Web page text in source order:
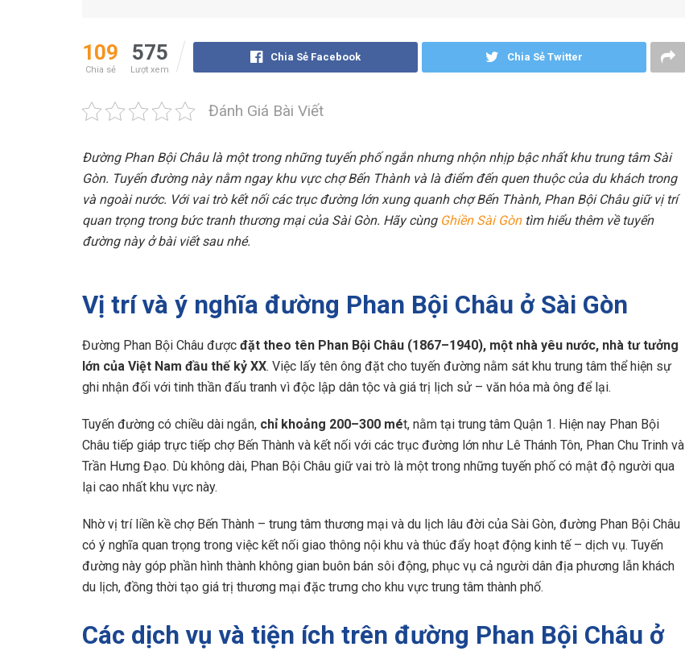
109
Chia sẻ
575
Lượt xem
Chia Sẻ Facebook Chia Sẻ Twitter
Đánh Giá Bài Viết
Đường Phan Bội Châu là một trong những tuyến phố ngắn nhưng nhộn nhịp bậc nhất khu trung tâm Sài
Gòn. Tuyến đường này nằm ngay khu vực chợ Bến Thành và là điểm đến quen thuộc của du khách trong
và ngoài nước. Với vai trò kết nối các trục đường lớn xung quanh chợ Bến Thành, Phan Bội Châu giữ vị trí
quan trọng trong bức tranh thương mại của Sài Gòn. Hãy cùng Ghiền Sài Gòntìm hiểu thêm về tuyến
đường này ở bài viết sau nhé.
Vị trí và ý nghĩa đường Phan Bội Châu ở Sài Gòn
Đường Phan Bội Châu được đặt theo tên Phan Bội Châu (1867–1940), một nhà yêu nước, nhà tư tưởng
lớn của Việt Nam đầu thế kỷ XX. Việc lấy tên ông đặt cho tuyến đường nằm sát khu trung tâm thể hiện sự
ghi nhận đối với tinh thần đấu tranh vì độc lập dân tộc và giá trị lịch sử – văn hóa mà ông để lại.
Tuyến đường có chiều dài ngắn, chỉ khoảng 200–300 mét, nằm tại trung tâm Quận 1. Hiện nay Phan Bội
Châu tiếp giáp trực tiếp chợ Bến Thành và kết nối với các trục đường lớn như Lê Thánh Tôn, Phan Chu Trinh và
Trần Hưng Đạo. Dù không dài, Phan Bội Châu giữ vai trò là một trong những tuyến phố có mật độ người qua
lại cao nhất khu vực này.
Nhờ vị trí liền kề chợ Bến Thành – trung tâm thương mại và du lịch lâu đời của Sài Gòn, đường Phan Bội Châu
có ý nghĩa quan trọng trong việc kết nối giao thông nội khu và thúc đẩy hoạt động kinh tế – dịch vụ. Tuyến
đường này góp phần hình thành không gian buôn bán sôi động, phục vụ cả người dân địa phương lẫn khách
du lịch, đồng thời tạo giá trị thương mại đặc trưng cho khu vực trung tâm thành phố.
Các dịch vụ và tiện ích trên đường Phan Bội Châu ở